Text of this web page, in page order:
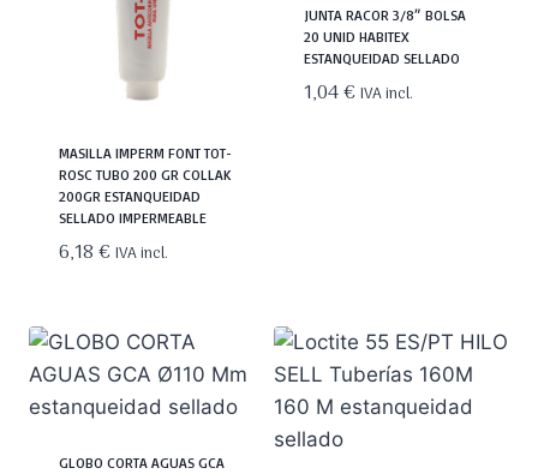
MASILLA IMPERM FONT TOT-
ROSC TUBO 200 GR COLLAK
200GR ESTANQUEIDAD
SELLADO IMPERMEABLE
6,18€ IVA incl.
JUNTA RACOR 3/8″ BOLSA
20 UNID HABITEX
ESTANQUEIDAD SELLADO
1,04€ IVA incl.
GLOBO CORTA AGUAS GCA